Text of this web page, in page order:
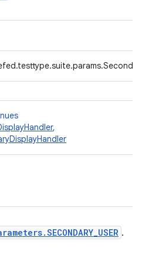
,
.